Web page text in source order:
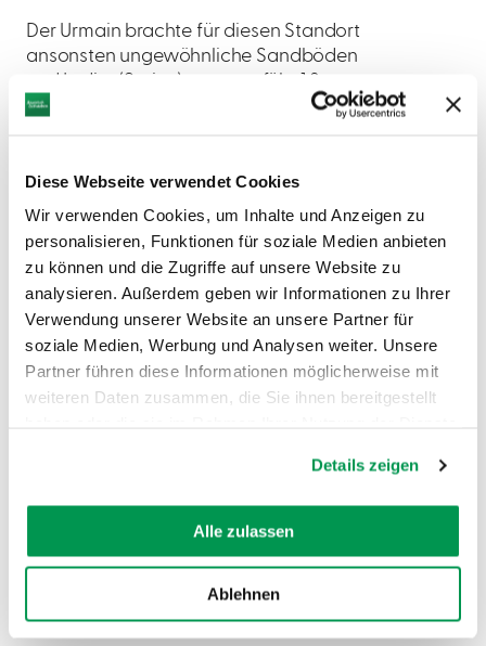
Diese Webseite verwendet Cookies
Wir verwenden Cookies, um Inhalte und Anzeigen zu
personalisieren, Funktionen für soziale Medien anbieten
zu können und die Zugriffe auf unsere Website zu
analysieren. Außerdem geben wir Informationen zu Ihrer
Verwendung unserer Website an unsere Partner für
soziale Medien, Werbung und Analysen weiter. Unsere
Partner führen diese Informationen möglicherweise mit
weiteren Daten zusammen, die Sie ihnen bereitgestellt
Details zeigen
Alle zulassen
Ablehnen
Der Urmain brachte für diesen Standort
ansonsten ungewöhnliche Sandböden
und Lydite (Steine) vor ungefähr 1,8
Millionen Jahren hierher. Danach wurde
bezeichnet man als "Monheimer
Höhensande".
Wegstationen mit Infotafeln
Tafel 1 - Thema: Landschaftliche
Phänomene: Was sind Dolinen?
Tafel 2 - Thema: Landschaft und Dolinen:
Landschaftsgeschichte von der Jura-
Tafel 3 - Thema: Nördlinger Ries und
Tafel 4 - Thema: Ponor-Dolinen: Warum
verschwinden auf der Monheimer Alb
ganze Bäche im Erdboden?
Quellen, kurze Bäche und Weiher in der